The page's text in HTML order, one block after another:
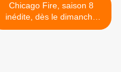
Chicago Fire, saison 8
inédite, dès le dimanche
05/09/2021 à 21h05 sur